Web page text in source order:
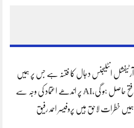
آرٹیفشل انٹلیجنس دجال کا فتنہ ہے جس پر ہمیں
فتح حاصل ہو گی،AI پر اندھے اعتماد کی وجہ سے
ہمیں خطرات لاحق ہیں پروفیسر احمد رفیق